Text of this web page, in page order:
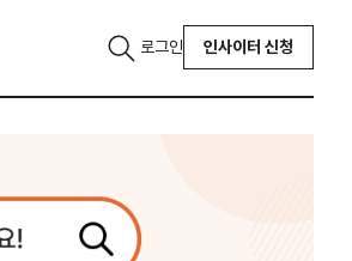
로그인 인사이터 신청